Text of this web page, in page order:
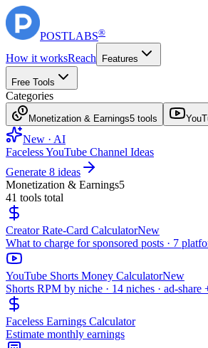
POSTLABS®
How it worksReach Features
Free Tools
Categories
Monetization & Earnings5 tools
New · AI
Faceless YouTube Channel Ideas
Generate 8 ideas
Monetization & Earnings5
41 tools total
Creator Rate-Card CalculatorNew
What to charge for sponsored posts · 7
YouTube Shorts Money CalculatorNew
Shorts RPM by niche · 14 niches · ad-share
Faceless Earnings Calculator
Estimate monthly earnings